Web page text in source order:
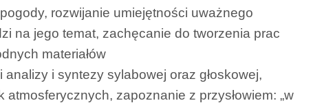
rozwijanie umiejętności uważnego
na jego temat, zachęcanie do tworzenia prac
materiałów
analizy i syntezy sylabowej oraz głoskowej,
zapoznanie z przysłowiem: „w